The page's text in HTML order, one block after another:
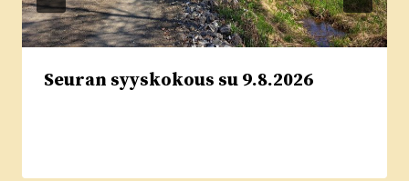
Seuran syyskokous su 9.8.2026